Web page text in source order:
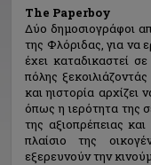
The Paperboy
Δύο δημοσιογράφοι
της Φλόριδας, για να
έχει καταδικαστεί
πόλης
και ηιστορία αρχίζει
όπως η ιερότητα της
της αξιοπρέπειας
πλαίσιο της
εξερευνούν την